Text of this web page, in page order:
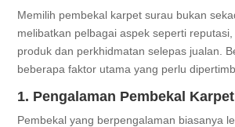
Memilih pembekal karpet surau bukan
melibatkan pelbagai aspek seperti
produk dan perkhidmatan selepas jualan.
beberapa faktor utama yang perlu
1. Pengalaman Pembekal
Pembekal yang berpengalaman biasanya